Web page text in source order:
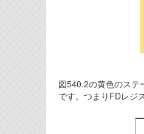
図540.2の黄色のステ
です。つまりFDレジ